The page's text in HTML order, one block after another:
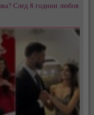
След 8 години любов